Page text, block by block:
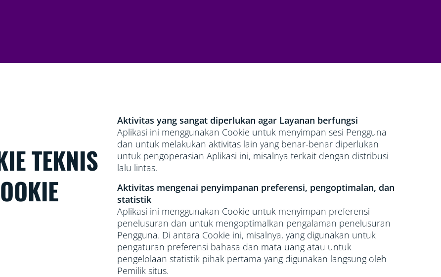
TEKNIS
Aktivitas yang sangat diperlukan agar Layanan berfungsi
Aplikasi ini menggunakan Cookie untuk menyimpan sesi Pengguna
dan untuk melakukan aktivitas lain yang benar-benar diperlukan
untuk pengoperasian Aplikasi ini, misalnya terkait dengan distribusi
lalu lintas.
Aktivitas mengenai penyimpanan preferensi, pengoptimalan, dan
statistik
Aplikasi ini menggunakan Cookie untuk menyimpan preferensi
penelusuran dan untuk mengoptimalkan pengalaman penelusuran
Pengguna. Di antara Cookie ini, misalnya, yang digunakan untuk
pengaturan preferensi bahasa dan mata uang atau untuk
pengelolaan statistik pihak pertama yang digunakan langsung oleh
Pemilik situs.